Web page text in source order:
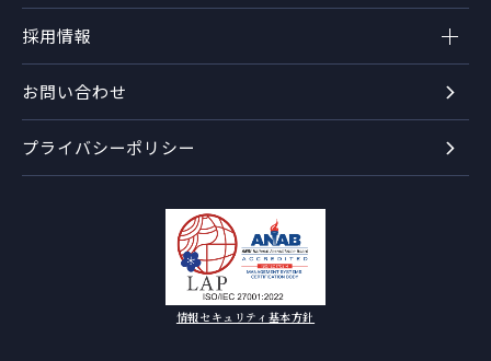
採用情報
お問い合わせ
プライバシーポリシー
情報セキュリティ基本方針